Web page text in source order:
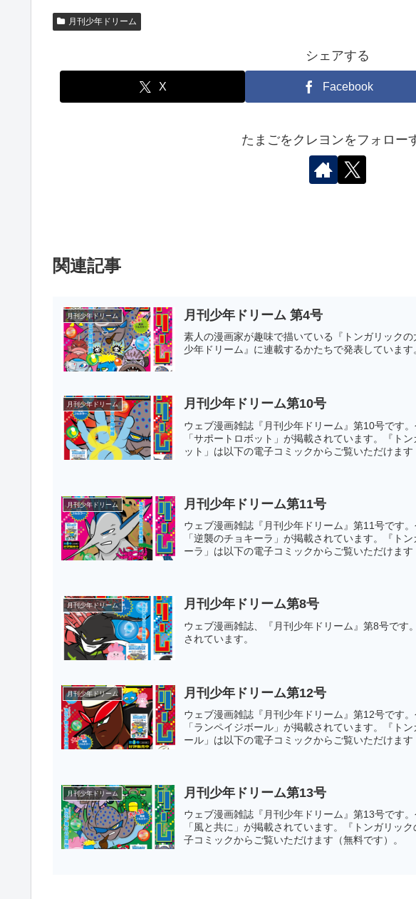
月刊少年ドリーム
シェアする
X Facebook
たまごをクレヨンをフォロー
関連記事
月刊少年ドリーム 月刊少年ドリーム 第4号
素人の漫画家が趣味で描いている『トンガリック
少年ドリーム』に連載するかたちで発表していま
月刊少年ドリーム 月刊少年ドリーム第10号
ウェブ漫画雑誌『月刊少年ドリーム』第10号です
「サポートロボット」が掲載されています。『ト
ット」は以下の電子コミックからご覧いただけます
月刊少年ドリーム 月刊少年ドリーム第11号
ウェブ漫画雑誌『月刊少年ドリーム』第11号です
「逆襲のチョキーラ」が掲載されています。『ト
ーラ」は以下の電子コミックからご覧いただけます
月刊少年ドリーム 月刊少年ドリーム第8号
ウェブ漫画雑誌、『月刊少年ドリーム』第8号です
されています。
月刊少年ドリーム 月刊少年ドリーム第12号
ウェブ漫画雑誌『月刊少年ドリーム』第12号です
「ランペイジボール」が掲載されています。『ト
ール」は以下の電子コミックからご覧いただけます
月刊少年ドリーム 月刊少年ドリーム第13号
ウェブ漫画雑誌『月刊少年ドリーム』第13号です
「風と共に」が掲載されています。『トンガリッ
子コミックからご覧いただけます（無料です）。